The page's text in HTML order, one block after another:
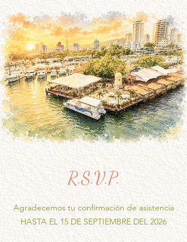
R.S.V.P.
Agradecemos tu confirmación de asistencia
HASTA EL 15 DE SEPTIEMBRE DEL 2026